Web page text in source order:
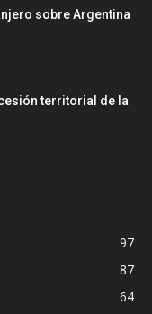
sobre Argentina
territorial de la
97
87
64